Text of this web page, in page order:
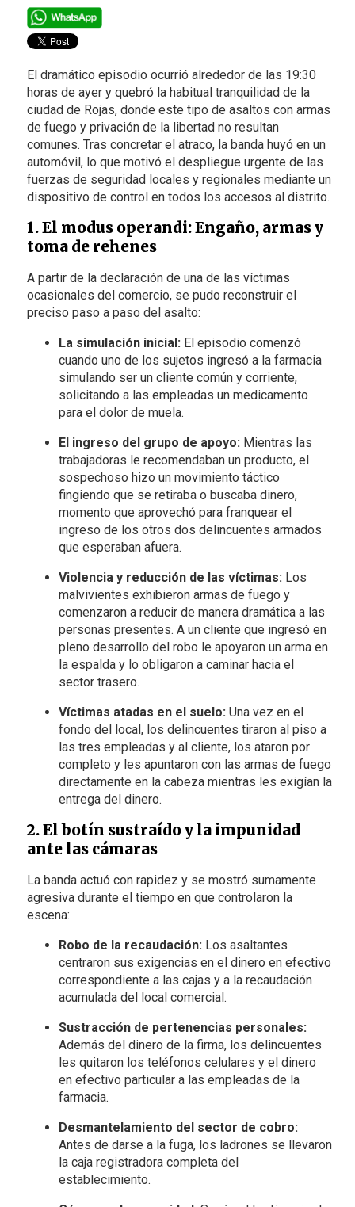
El dramático episodio ocurrió alrededor de las 19:30
horas de ayer y quebró la habitual tranquilidad de la
ciudad de Rojas, donde este tipo de asaltos con armas
de fuego y privación de la libertad no resultan
comunes. Tras concretar el atraco, la banda huyó en un
automóvil, lo que motivó el despliegue urgente de las
fuerzas de seguridad locales y regionales mediante un
dispositivo de control en todos los accesos al distrito.
1. El modus operandi: Engaño, armas y
toma de rehenes
A partir de la declaración de una de las víctimas
ocasionales del comercio, se pudo reconstruir el
preciso paso a paso del asalto:
La simulación inicial:El episodio comenzó
cuando uno de los sujetos ingresó a la farmacia
simulando ser un cliente común y corriente,
solicitando a las empleadas un medicamento
para el dolor de muela.
El ingreso del grupo de apoyo:Mientras las
trabajadoras le recomendaban un producto, el
sospechoso hizo un movimiento táctico
fingiendo que se retiraba o buscaba dinero,
momento que aprovechó para franquear el
ingreso de los otros dos delincuentes armados
que esperaban afuera.
Violencia y reducción de las víctimas:Los
malvivientes exhibieron armas de fuego y
comenzaron a reducir de manera dramática a las
personas presentes. A un cliente que ingresó en
pleno desarrollo del robo le apoyaron un arma en
la espalda y lo obligaron a caminar hacia el
sector trasero.
Víctimas atadas en el suelo:Una vez en el
fondo del local, los delincuentes tiraron al piso a
las tres empleadas y al cliente, los ataron por
completo y les apuntaron con las armas de fuego
directamente en la cabeza mientras les exigían la
entrega del dinero.
2. El botín sustraído y la impunidad
ante las cámaras
La banda actuó con rapidez y se mostró sumamente
agresiva durante el tiempo en que controlaron la
escena:
Robo de la recaudación:Los asaltantes
centraron sus exigencias en el dinero en efectivo
correspondiente a las cajas y a la recaudación
acumulada del local comercial.
Sustracción de pertenencias personales:
Además del dinero de la firma, los delincuentes
les quitaron los teléfonos celulares y el dinero
en efectivo particular a las empleadas de la
farmacia.
Desmantelamiento del sector de cobro:
Antes de darse a la fuga, los ladrones se llevaron
la caja registradora completa del
establecimiento.